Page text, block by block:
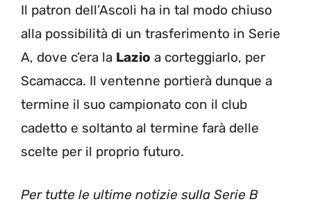
Il patron dell’Ascoli ha in tal modo chiuso
alla possibilità di un trasferimento in Serie
A, dove c’era la Lazio a corteggiarlo, per
Scamacca. Il ventenne portierà dunque a
termine il suo campionato con il club
cadetto e soltanto al termine farà delle
scelte per il proprio futuro.
Per tutte le ultime notizie sulla Serie B